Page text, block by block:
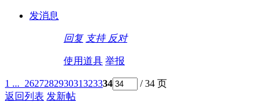
发消息
回复 支持 反对
使用道具 举报
1 ... 262728293031323334
/ 34 页
返回列表 发新帖